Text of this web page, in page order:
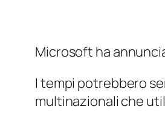
Microsoft ha
I tempi potrebbero
multinazionali che